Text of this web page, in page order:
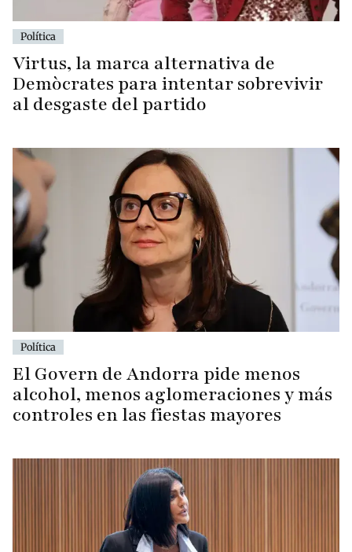
Política
Virtus, la marca alternativa de
Demòcrates para intentar sobrevivir
al desgaste del partido
Política
El Govern de Andorra pide menos
alcohol, menos aglomeraciones y más
controles en las fiestas mayores